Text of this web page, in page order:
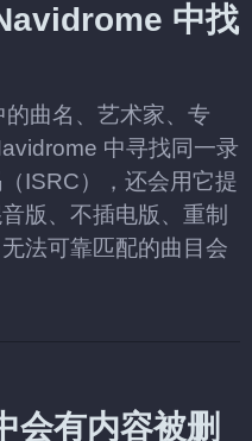
中找
曲名、艺术家、专
中寻找同一录
ISRC），还会用它提
版、不插电版、重制
法可靠匹配的曲目会
会有内容被删